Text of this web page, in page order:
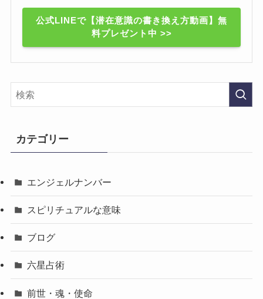
公式LINEで【潜在意識の書き換え方動画】無
料プレゼント中 >>
カテゴリー
エンジェルナンバー
スピリチュアルな意味
ブログ
六星占術
前世・魂・使命